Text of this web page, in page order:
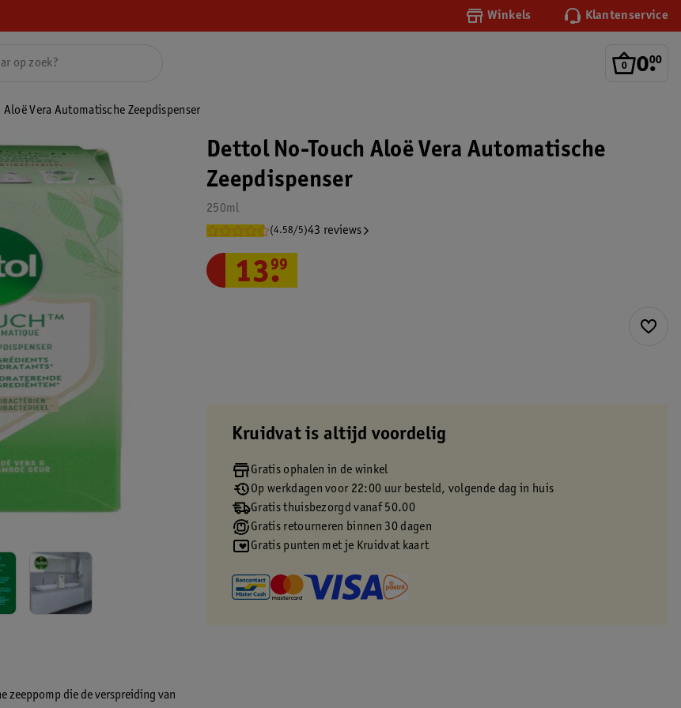
Winkels Klantenservice
0.
00
Aloë Vera Automatische Zeepdispenser
zeeppomp die de verspreiding van
Dettol No-Touch Aloë Vera Automatische
Zeepdispenser
250ml
(4.58/5)43 reviews
13.
99
Kruidvat is altijd voordelig
Gratis ophalen in de winkel
Op werkdagen voor 22:00 uur besteld, volgende dag in huis
Gratis thuisbezorgd vanaf 50.00
Gratis retourneren binnen 30 dagen
Gratis punten met je Kruidvat kaart